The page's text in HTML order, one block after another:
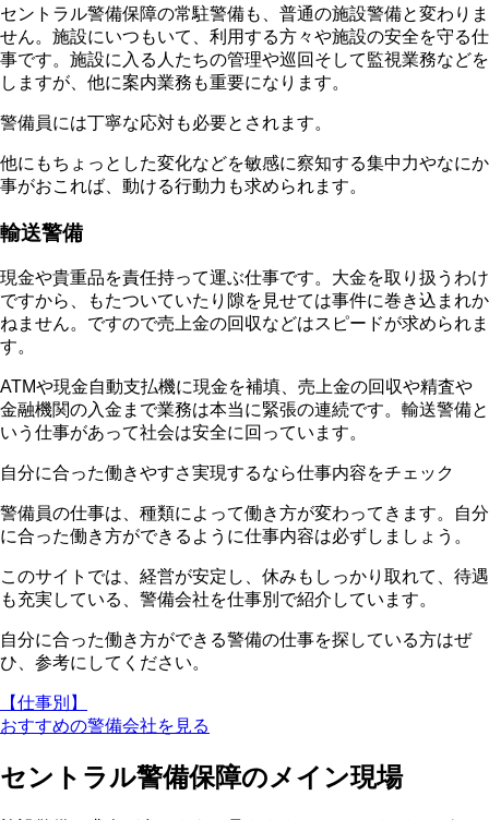
セントラル警備保障の常駐警備も、普通の施設警備と変わりま
せん。施設にいつもいて、利用する方々や施設の安全を守る仕
事です。施設に入る人たちの管理や巡回そして監視業務などを
しますが、他に案内業務も重要になります。
警備員には丁寧な応対も必要とされます。
他にもちょっとした変化などを敏感に察知する集中力やなにか
事がおこれば、動ける行動力も求められます。
輸送警備
現金や貴重品を責任持って運ぶ仕事です。大金を取り扱うわけ
ですから、もたついていたり隙を見せては事件に巻き込まれか
ねません。ですので売上金の回収などはスピードが求められま
す。
ATMや現金自動支払機に現金を補填、売上金の回収や精査や
金融機関の入金まで業務は本当に緊張の連続です。輸送警備と
いう仕事があって社会は安全に回っています。
自分に合った働きやすさ実現するなら仕事内容をチェック
警備員の仕事は、種類によって働き方が変わってきます。自分
に合った働き方ができるように仕事内容は必ずしましょう。
このサイトでは、 経営が安定し、休みもしっかり取れて、待遇
も充実している
、警備会社を仕事別で紹介しています。
自分に合った働き方ができる警備の仕事を探している方はぜ
ひ、参考にしてください。
【仕事別】
おすすめの警備会社を⾒る
セントラル警備保障のメイン現場